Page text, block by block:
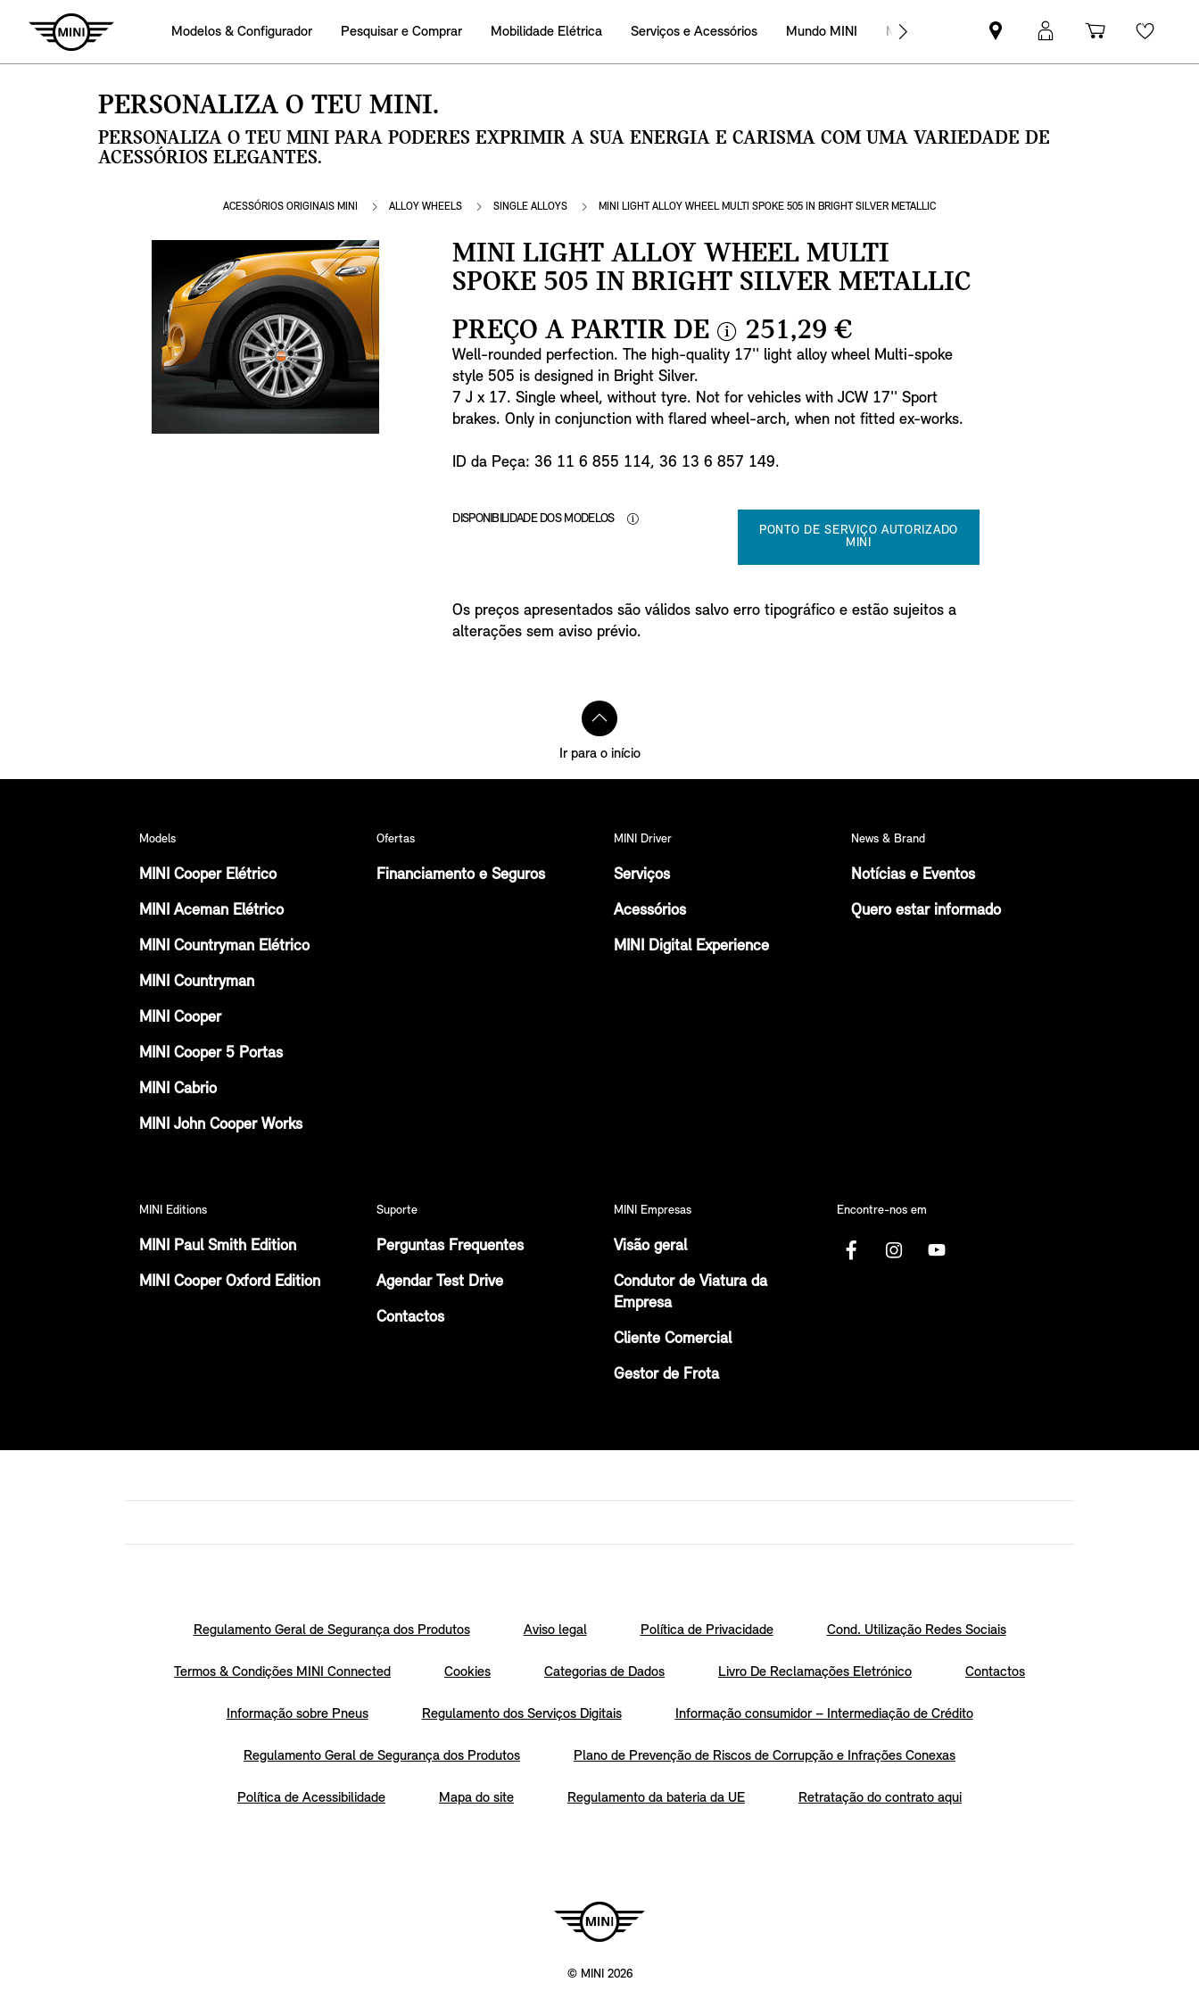
Modelos & Configurador Pesquisar e Comprar Mobilidade Elétrica Serviços e Acessórios Mundo MINI MINI Empresas
Pesquisar
parceiro
Iniciar
sessão
Carrinho
de
PERSONALIZA O TEU MINI.
PERSONALIZA O TEU MINI PARA PODERES EXPRIMIR A SUA ENERGIA E CARISMA COM UMA VARIEDADE DE
ACESSÓRIOS ELEGANTES.
ACESSÓRIOS ORIGINAIS MINI ALLOY WHEELS SINGLE ALLOYS MINI LIGHT ALLOY WHEEL MULTI SPOKE 505 IN BRIGHT SILVER METALLIC
MINI LIGHT ALLOY WHEEL MULTI
SPOKE 505 IN BRIGHT SILVER METALLIC
PREÇO A PARTIR DE
i
f
o
251,29 €
Well-rounded perfection. The high-quality 17'' light alloy wheel Multi-spoke
style 505 is designed in Bright Silver.
7 J x 17. Single wheel, without tyre. Not for vehicles with JCW 17'' Sport
brakes. Only in conjunction with flared wheel-arch, when not fitted ex-works.
ID da Peça: 36 11 6 855 114, 36 13 6 857 149.
DISPONIBILIDADE DOS MODELOS
PONTO DE SERVIÇO AUTORIZADO
MINI
Os preços apresentados são válidos salvo erro tipográfico e estão sujeitos a
alterações sem aviso prévio.
Ir para o início
Models
MINI Cooper Elétrico
MINI Aceman Elétrico
MINI Countryman Elétrico
MINI Countryman
MINI Cooper
MINI Cooper 5 Portas
MINI Cabrio
MINI John Cooper Works
Ofertas
Financiamento e Seguros
MINI Driver
Serviços
Acessórios
MINI Digital Experience
News & Brand
Notícias e Eventos
Quero estar informado
MINI Editions
MINI Paul Smith Edition
MINI Cooper Oxford Edition
Suporte
Perguntas Frequentes
Agendar Test Drive
Contactos
MINI Empresas
Visão geral
Condutor de Viatura da
Empresa
Cliente Comercial
Gestor de Frota
Encontre-nos em
Regulamento Geral de Segurança dos Produtos Aviso legal Política de Privacidade Cond. Utilização Redes Sociais
Termos & Condições MINI Connected Cookies Categorias de Dados Livro De Reclamações Eletrónico Contactos
Informação sobre Pneus Regulamento dos Serviços Digitais Informação consumidor – Intermediação de Crédito
Regulamento Geral de Segurança dos Produtos Plano de Prevenção de Riscos de Corrupção e Infrações Conexas
Política de Acessibilidade Mapa do site Regulamento da bateria da UE Retratação do contrato aqui
© MINI 2026